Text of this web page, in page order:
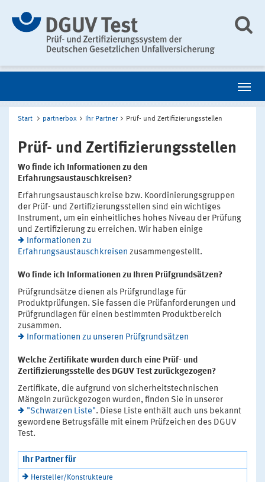
Start partnerbox Ihr Partner Prüf- und Zertifizierungsstellen
Prüf- und Zertifizierungsstellen
Wo finde ich Informationen zu den
Erfahrungsaustauschkreisen?
Erfahrungsaustauschkreise bzw. Koordinierungsgruppen
der Prüf- und Zertifizierungsstellen sind ein wichtiges
Instrument, um ein einheitliches hohes Niveau der Prüfung
und Zertifizierung zu erreichen. Wir haben einige
Informationen zu
Erfahrungsaustauschkreisen zusammengestellt.
Wo finde ich Informationen zu Ihren Prüfgrundsätzen?
Prüfgrundsätze dienen als Prüfgrundlage für
Produktprüfungen. Sie fassen die Prüfanforderungen und
Prüfgrundlagen für einen bestimmten Produktbereich
zusammen.
Informationen zu unseren Prüfgrundsätzen
Welche Zertifikate wurden durch eine Prüf- und
Zertifizierungsstelle des DGUV Test zurückgezogen?
Zertifikate, die aufgrund von sicherheitstechnischen
Mängeln zurückgezogen wurden, finden Sie in unserer
"Schwarzen Liste". Diese Liste enthält auch uns bekannt
gewordene Betrugsfälle mit einem Prüfzeichen des DGUV
Test.
Ihr Partner für
Hersteller/Konstrukteure